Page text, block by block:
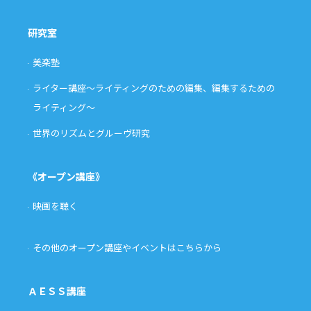
研究室
美楽塾
ライター講座〜ライティングのための編集、編集するための
ライティング〜
世界のリズムとグルーヴ研究
《オープン講座》
映画を聴く
その他のオープン講座やイベントはこちらから
ＡＥＳＳ講座